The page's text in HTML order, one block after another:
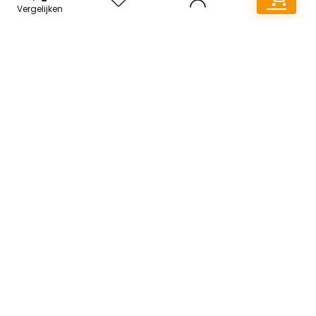
Vergelijken
respectievelijke bronnen.